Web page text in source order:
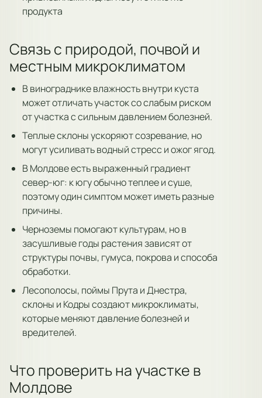
продукта
Связь с природой, почвой и
местным микроклиматом
В винограднике влажность внутри куста
может отличать участок со слабым риском
от участка с сильным давлением болезней.
Теплые склоны ускоряют созревание, но
могут усиливать водный стресс и ожог ягод.
В Молдове есть выраженный градиент
север-юг: к югу обычно теплее и суше,
поэтому один симптом может иметь разные
причины.
Черноземы помогают культурам, но в
засушливые годы растения зависят от
структуры почвы, гумуса, покрова и способа
обработки.
Лесополосы, поймы Прута и Днестра,
склоны и Кодры создают микроклиматы,
которые меняют давление болезней и
вредителей.
Что проверить на участке в
Молдове